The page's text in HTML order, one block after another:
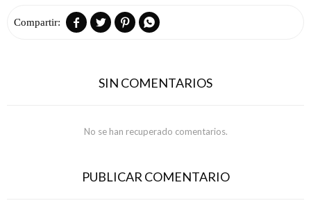
   
SIN COMENTARIOS
No se han recuperado comentarios.
PUBLICAR COMENTARIO